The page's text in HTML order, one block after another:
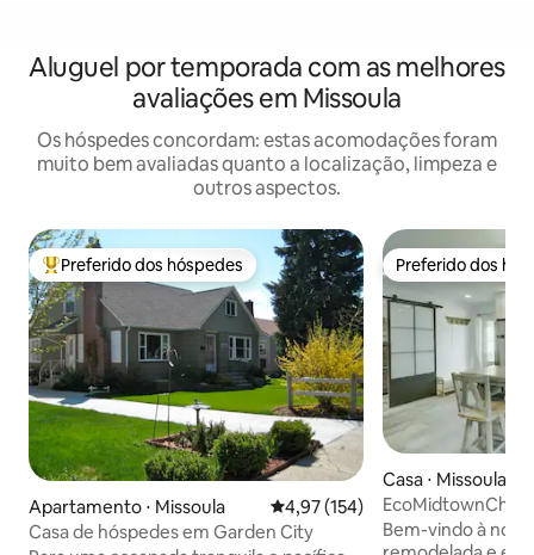
Aluguel por temporada com as melhores
avaliações em Missoula
Os hóspedes concordam: estas acomodações foram
muito bem avaliadas quanto a localização, limpeza e
outros aspectos.
Entre os melhores preferidos dos hóspedes
Preferido dos hóspedes
Apartamento ⋅ Missoula 4,97 de uma avaliação média de
4,97 (154)
Casa de hóspedes em Garden City
Preferido dos
Preferido dos
Casa ⋅ Missoula
Bem-vindo à